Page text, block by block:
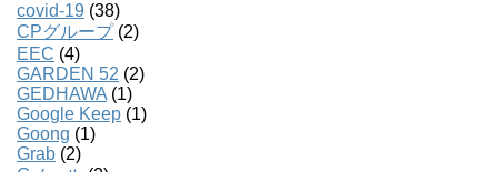
covid-19 (38)
CPグループ(2)
EEC (4)
GARDEN 52 (2)
GEDHAWA(1)
Google Keep (1)
Goong (1)
Grab (2)